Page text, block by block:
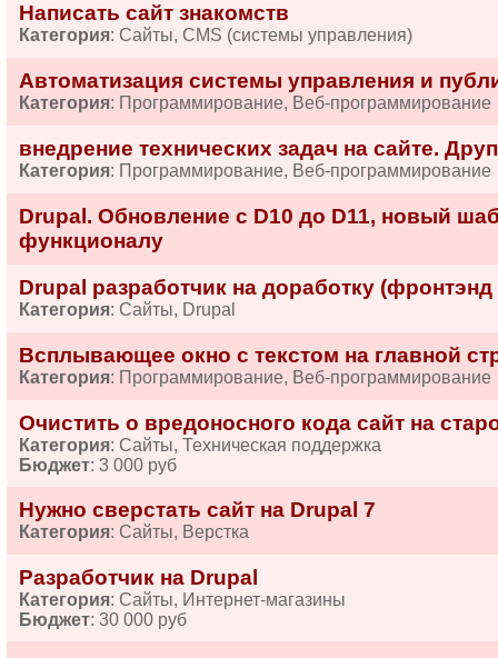
Написать сайт знакомств
Категория: Сайты, CMS (системы управления)
Автоматизация системы управления и
Категория: Программирование, Веб-программирование
внедрение технических задач на сайте.
Категория: Программирование, Веб-программирование
Drupal. Обновление с D10 до D11, новый
функционалу
Drupal разработчик на доработку
Категория: Сайты, Drupal
Всплывающее окно с текстом на главной
Категория: Программирование, Веб-программирование
Очистить о вредоносного кода сайт на
Категория: Сайты, Техническая поддержка
Бюджет: 3 000 руб
Нужно сверстать сайт на Drupal 7
Категория: Сайты, Верстка
Разработчик на Drupal
Категория: Сайты, Интернет-магазины
Бюджет: 30 000 руб